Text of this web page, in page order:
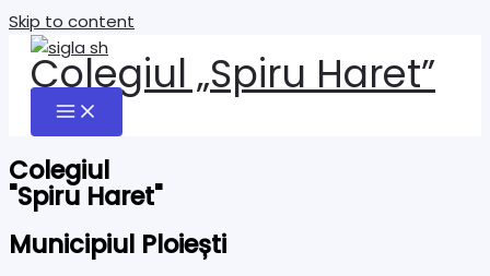
Skip to content
Colegiul „Spiru Haret”
Colegiul
"Spiru Haret"
Municipiul Ploiești